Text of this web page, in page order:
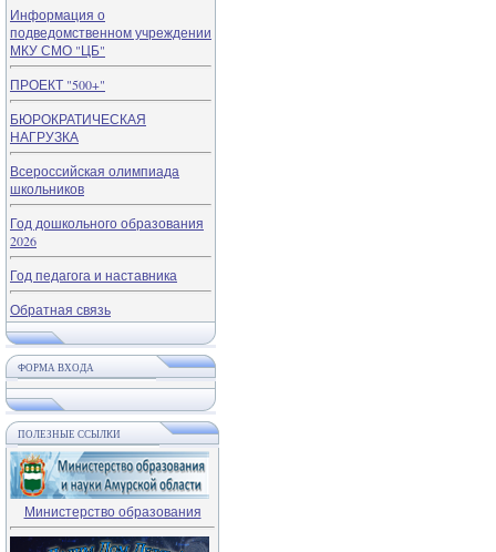
Информация о
подведомственном учреждении
МКУ СМО "ЦБ"
ПРОЕКТ "500+"
БЮРОКРАТИЧЕСКАЯ
НАГРУЗКА
Всероссийская олимпиада
школьников
Год дошкольного образования
2026
Год педагога и наставника
Обратная связь
ФОРМА ВХОДА
ПОЛЕЗНЫЕ ССЫЛКИ
Министерство образования